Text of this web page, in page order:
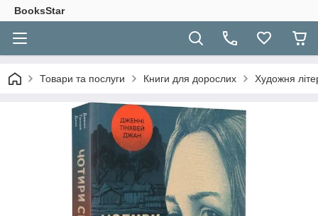
BooksStar
Товари та послуги Книги для дорослих Художня